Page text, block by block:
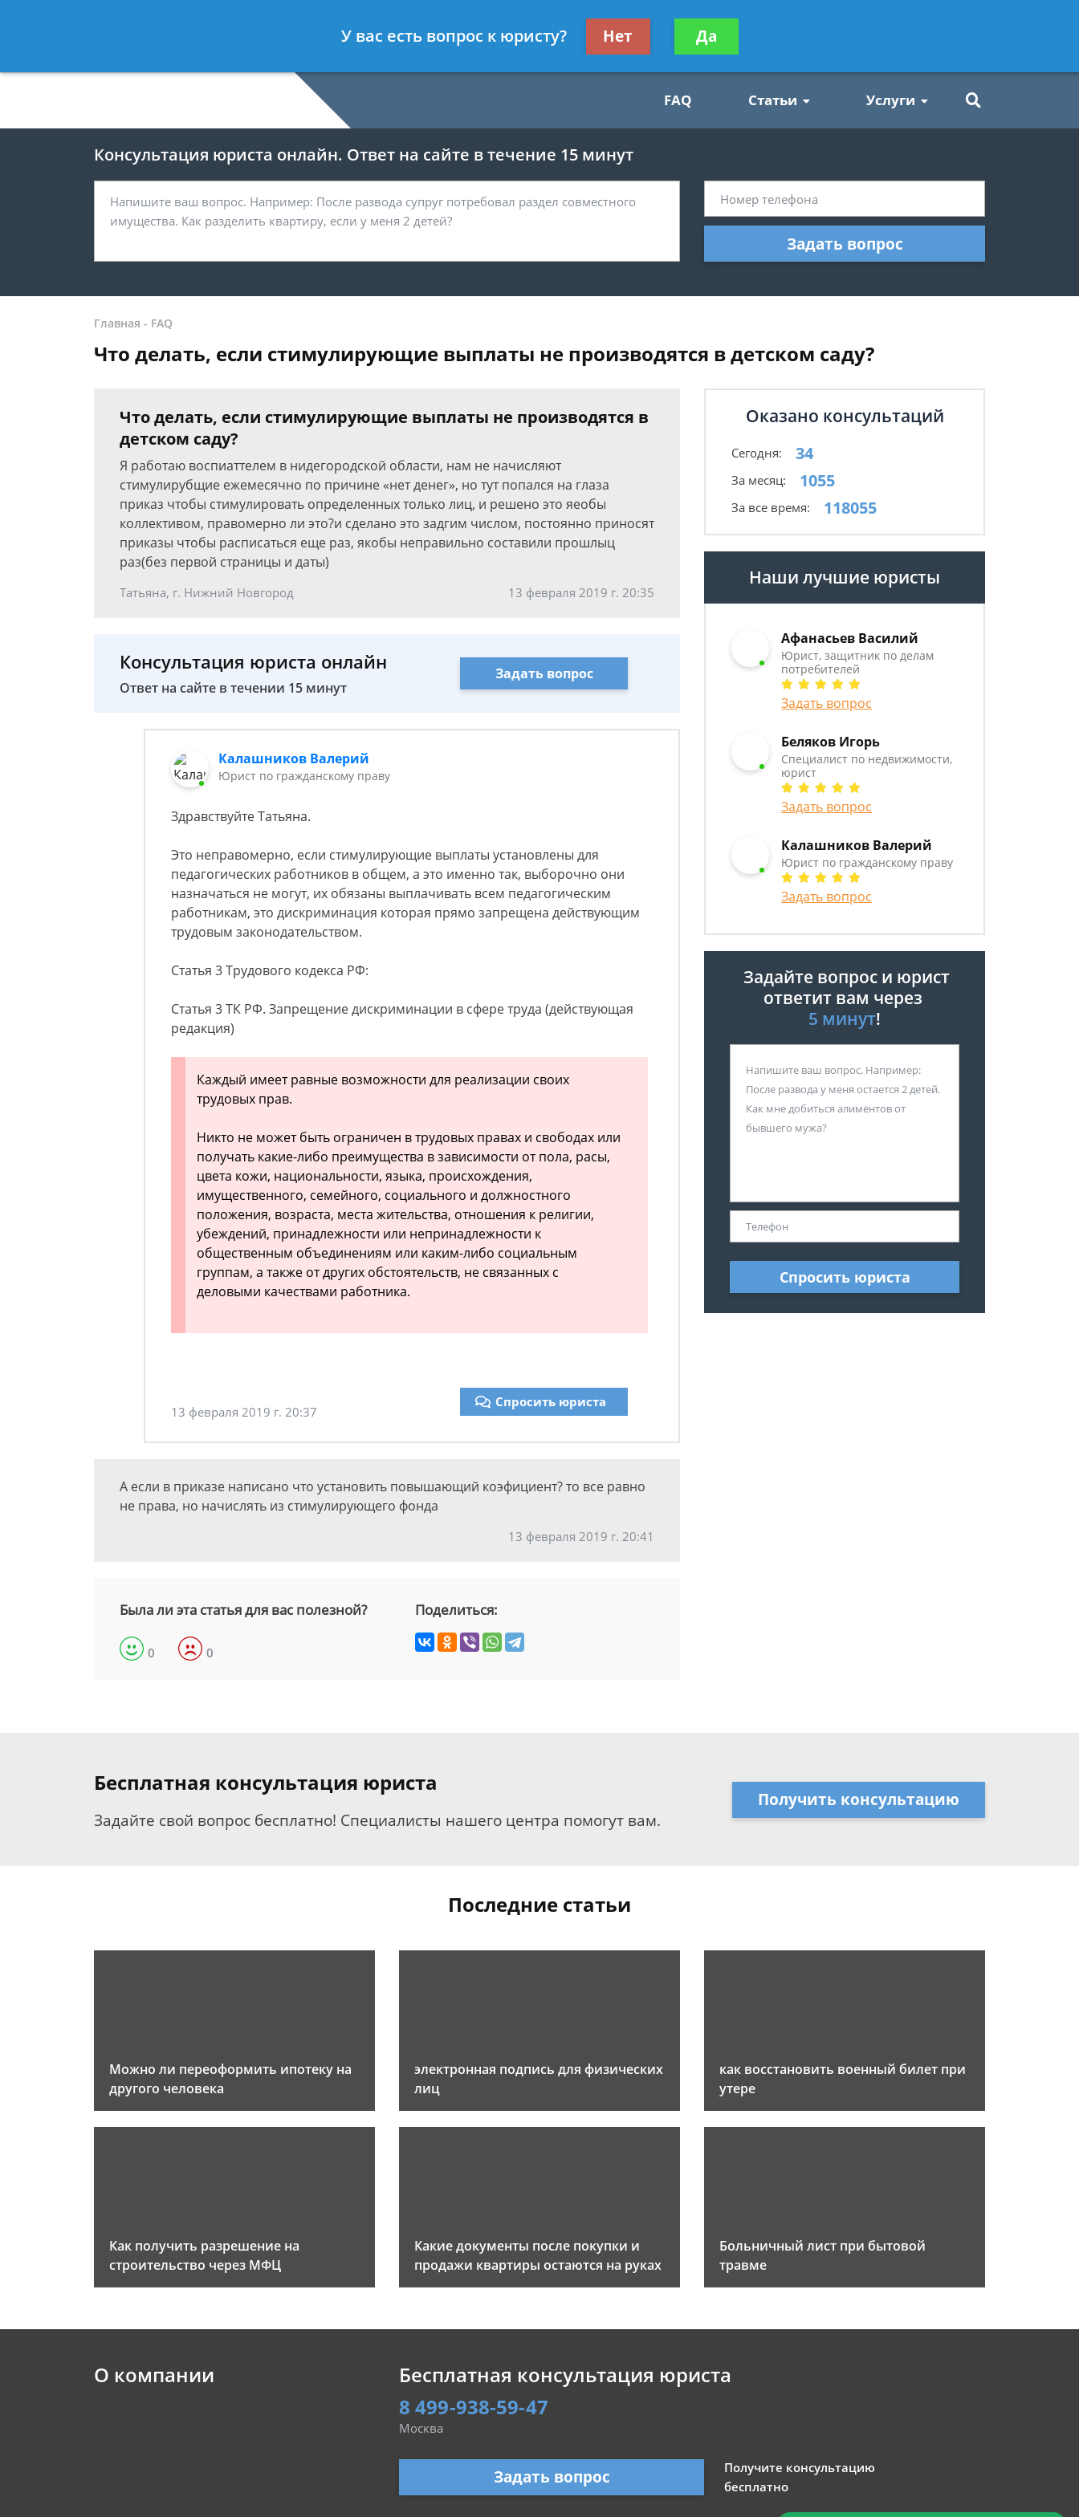
Получите консультацию
бесплатно
FAQ Статьи Услуги
Консультация юриста онлайн. Ответ на сайте в течение 15 минут
Задать вопрос
Главная - FAQ
Что делать, если стимулирующие выплаты не производятся в детском саду?
Что делать, если стимулирующие выплаты не производятся в
детском саду?
Я работаю воспиаттелем в нидегородской области, нам не начисляют
стимулирубщие ежемесячно по причине «нет денег», но тут попался на глаза
приказ чтобы стимулировать определенных только лиц, и решено это яеобы
коллективом, правомерно ли это?и сделано это задгим числом, постоянно приносят
приказы чтобы расписаться еще раз, якобы неправильно составили прошлыц
раз(без первой страницы и даты)
Татьяна, г. Нижний Новгород 13 февраля 2019 г. 20:35
Консультация юриста онлайн
Ответ на сайте в течении 15 минут
Задать вопрос
Калашников Валерий
Юрист по гражданскому праву
Здравствуйте Татьяна.
Это неправомерно, если стимулирующие выплаты установлены для
педагогических работников в общем, а это именно так, выборочно они
назначаться не могут, их обязаны выплачивать всем педагогическим
работникам, это дискриминация которая прямо запрещена действующим
трудовым законодательством.
Статья 3 Трудового кодекса РФ:
Статья 3 ТК РФ. Запрещение дискриминации в сфере труда (действующая
редакция)
Каждый имеет равные возможности для реализации своих
трудовых прав.
Никто не может быть ограничен в трудовых правах и свободах или
получать какие-либо преимущества в зависимости от пола, расы,
цвета кожи, национальности, языка, происхождения,
имущественного, семейного, социального и должностного
положения, возраста, места жительства, отношения к религии,
убеждений, принадлежности или непринадлежности к
общественным объединениям или каким-либо социальным
группам, а также от других обстоятельств, не связанных с
деловыми качествами работника.
13 февраля 2019 г. 20:37
Спросить юриста
А если в приказе написано что установить повышающий коэфициент? то все равно
не права, но начислять из стимулирующего фонда
13 февраля 2019 г. 20:41
Была ли эта статья для вас полезной?
0 0
Поделиться:
Оказано консультаций
Сегодня: 34
За месяц: 1055
За все время: 118055
Наши лучшие юристы
Афанасьев Василий
Юрист, защитник по делам
потребителей
Задать вопрос
Беляков Игорь
Специалист по недвижимости,
юрист
Задать вопрос
Калашников Валерий
Юрист по гражданскому праву
Задать вопрос
Задайте вопрос и юрист
ответит вам через
5 минут!
Спросить юриста
Бесплатная консультация юриста
Задайте свой вопрос бесплатно! Специалисты нашего центра помогут вам.
Получить консультацию
Последние статьи
Можно ли переоформить ипотеку на
другого человека
электронная подпись для физических
лиц
как восстановить военный билет при
утере
Как получить разрешение на
строительство через МФЦ
Какие документы после покупки и
продажи квартиры остаются на руках
Больничный лист при бытовой
травме
О компании
Бесплатная консультация юриста
8 499-938-59-47
Москва
Задать вопрос
Получите консультацию
бесплатно
У вас есть вопрос к юристу? Нет Да